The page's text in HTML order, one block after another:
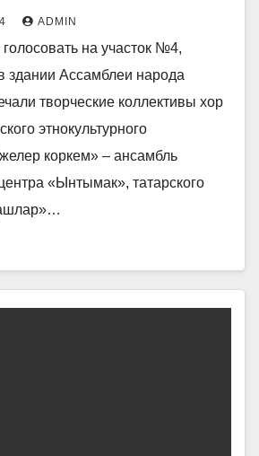
ADMIN
на участок №4,
здании Ассамблеи народа
творческие коллективы хор
этнокультурного
коркем» – ансамбль
«Ынтымак», татарского